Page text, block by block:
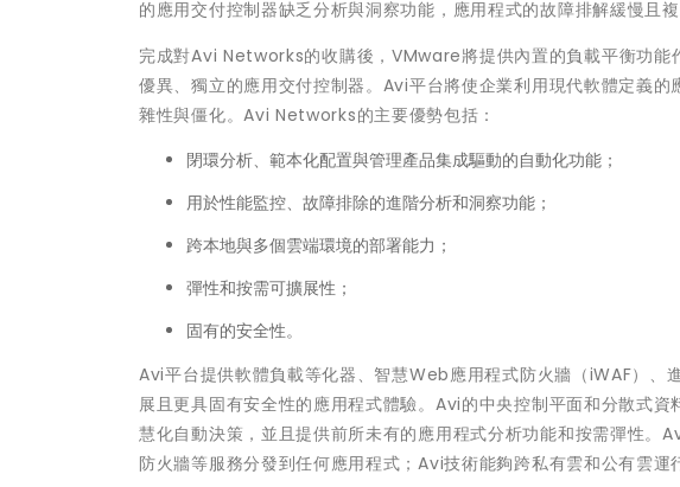
的應用交付控制器缺乏分析與洞察功能，應用程式的故障排解緩慢且複
完成對Avi Networks的收購後，VMware將提供內置的負載平衡功
優異、獨立的應用交付控制器。Avi平台將使企業利用現代軟體定義
雜性與僵化。Avi Networks的主要優勢包括：
閉環分析、範本化配置與管理產品集成驅動的自動化功能；
用於性能監控、故障排除的進階分析和洞察功能；
跨本地與多個雲端環境的部署能力；
彈性和按需可擴展性；
固有的安全性。
Avi平台提供軟體負載等化器、智慧Web應用程式防火牆（iWAF）、
展且更具固有安全性的應用程式體驗。Avi的中央控制平面和分散式
慧化自動決策，並且提供前所未有的應用程式分析功能和按需彈性
防火牆等服務分發到任何應用程式；Avi技術能夠跨私有雲和公有雲運